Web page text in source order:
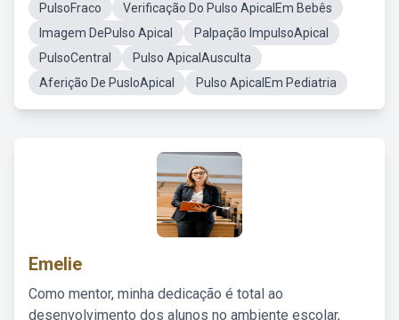
PulsoFraco
Verificação Do Pulso ApicalEm Bebês
Imagem DePulso Apical
Palpação ImpulsoApical
PulsoCentral
Pulso ApicalAusculta
Aferição De PusloApical
Pulso ApicalEm Pediatria
Emelie
Como mentor, minha dedicação é total ao
desenvolvimento dos alunos no ambiente escolar,